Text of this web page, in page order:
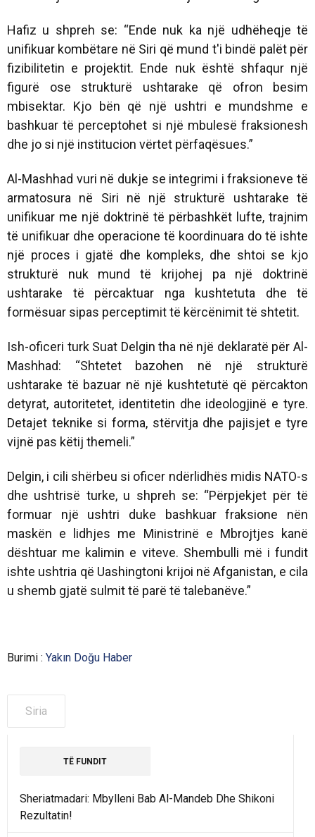
Hafiz u shpreh se: “Ende nuk ka një udhëheqje të
unifikuar kombëtare në Siri që mund t'i bindë palët për
fizibilitetin e projektit. Ende nuk është shfaqur një
figurë ose strukturë ushtarake që ofron besim
mbisektar. Kjo bën që një ushtri e mundshme e
bashkuar të perceptohet si një mbulesë fraksionesh
dhe jo si një institucion vërtet përfaqësues.”
Al-Mashhad vuri në dukje se integrimi i fraksioneve të
armatosura në Siri në një strukturë ushtarake të
unifikuar me një doktrinë të përbashkët lufte, trajnim
të unifikuar dhe operacione të koordinuara do të ishte
një proces i gjatë dhe kompleks, dhe shtoi se kjo
strukturë nuk mund të krijohej pa një doktrinë
ushtarake të përcaktuar nga kushtetuta dhe të
formësuar sipas perceptimit të kërcënimit të shtetit.
Ish-oficeri turk Suat Delgin tha në një deklaratë për Al-
Mashhad: “Shtetet bazohen në një strukturë
ushtarake të bazuar në një kushtetutë që përcakton
detyrat, autoritetet, identitetin dhe ideologjinë e tyre.
Detajet teknike si forma, stërvitja dhe pajisjet e tyre
vijnë pas këtij themeli.”
Delgin, i cili shërbeu si oficer ndërlidhës midis NATO-s
dhe ushtrisë turke, u shpreh se: “Përpjekjet për të
formuar një ushtri duke bashkuar fraksione nën
maskën e lidhjes me Ministrinë e Mbrojtjes kanë
dështuar me kalimin e viteve. Shembulli më i fundit
ishte ushtria që Uashingtoni krijoi në Afganistan, e cila
u shemb gjatë sulmit të parë të talebanëve.”
Burimi : Yakın Doğu Haber
Siria
TË FUNDIT
Sheriatmadari: Mbylleni Bab Al-Mandeb Dhe Shikoni
Rezultatin!